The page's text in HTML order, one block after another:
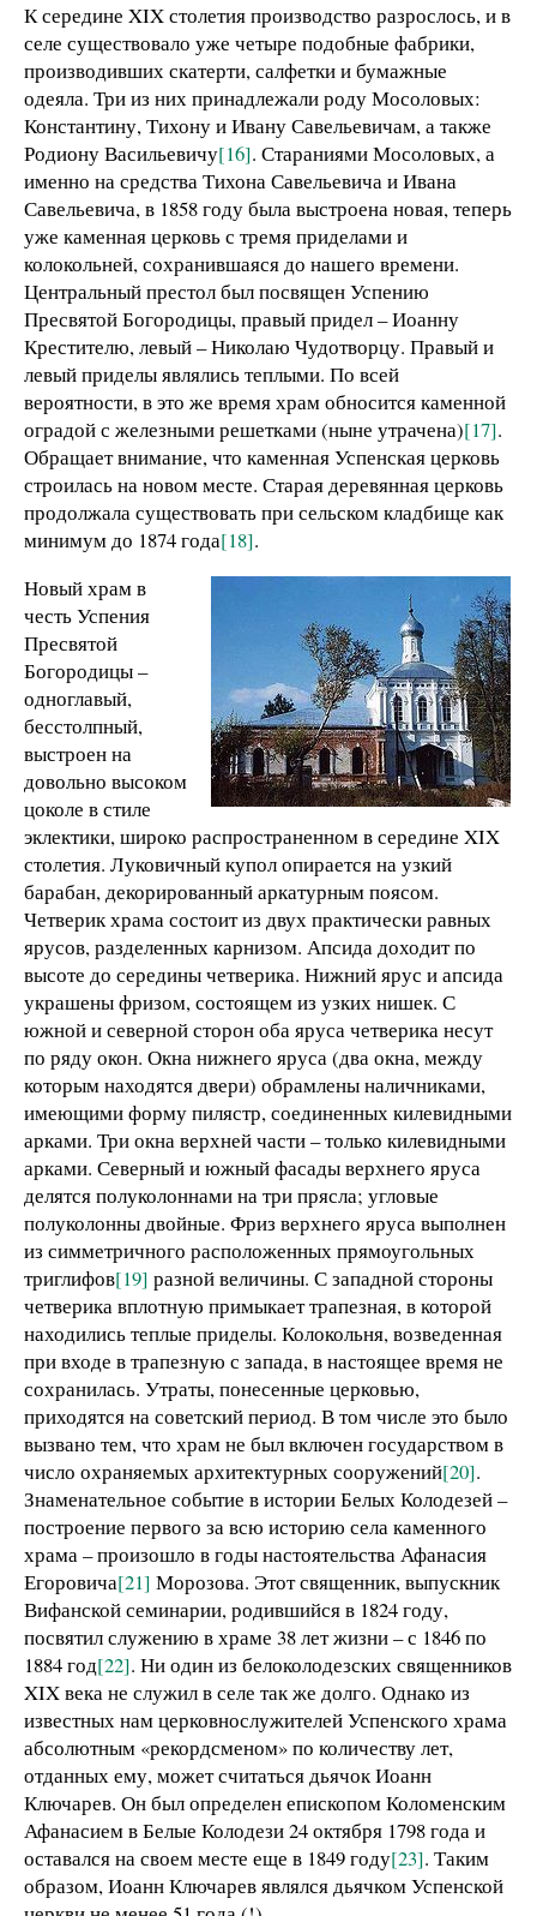
К середине XIX столетия производство разрослось, и в
селе существовало уже четыре подобные фабрики,
производивших скатерти, салфетки и бумажные
одеяла. Три из них принадлежали роду Мосоловых:
Константину, Тихону и Ивану Савельевичам, а также
Родиону Васильевичу[16]. Стараниями Мосоловых, а
именно на средства Тихона Савельевича и Ивана
Савельевича, в 1858 году была выстроена новая, теперь
уже каменная церковь с тремя приделами и
колокольней, сохранившаяся до нашего времени.
Центральный престол был посвящен Успению
Пресвятой Богородицы, правый придел – Иоанну
Крестителю, левый – Николаю Чудотворцу. Правый и
левый приделы являлись теплыми. По всей
вероятности, в это же время храм обносится каменной
оградой с железными решетками (ныне утрачена)[17].
Обращает внимание, что каменная Успенская церковь
строилась на новом месте. Старая деревянная церковь
продолжала существовать при сельском кладбище как
минимум до 1874 года[18].
Новый храм в
честь Успения
Пресвятой
Богородицы –
одноглавый,
бесстолпный,
выстроен на
довольно высоком
цоколе в стиле
эклектики, широко распространенном в середине XIX
столетия. Луковичный купол опирается на узкий
барабан, декорированный аркатурным поясом.
Четверик храма состоит из двух практически равных
ярусов, разделенных карнизом. Апсида доходит по
высоте до середины четверика. Нижний ярус и апсида
украшены фризом, состоящем из узких нишек. С
южной и северной сторон оба яруса четверика несут
по ряду окон. Окна нижнего яруса (два окна, между
которым находятся двери) обрамлены наличниками,
имеющими форму пилястр, соединенных килевидными
арками. Три окна верхней части – только килевидными
арками. Северный и южный фасады верхнего яруса
делятся полуколоннами на три прясла; угловые
полуколонны двойные. Фриз верхнего яруса выполнен
из симметричного расположенных прямоугольных
триглифов[19] разной величины. С западной стороны
четверика вплотную примыкает трапезная, в которой
находились теплые приделы. Колокольня, возведенная
при входе в трапезную с запада, в настоящее время не
сохранилась. Утраты, понесенные церковью,
приходятся на советский период. В том числе это было
вызвано тем, что храм не был включен государством в
число охраняемых архитектурных сооружений[20].
Знаменательное событие в истории Белых Колодезей –
построение первого за всю историю села каменного
храма – произошло в годы настоятельства Афанасия
Егоровича[21] Морозова. Этот священник, выпускник
Вифанской семинарии, родившийся в 1824 году,
посвятил служению в храме 38 лет жизни – с 1846 по
1884 год[22]. Ни один из белоколодезских священников
XIX века не служил в селе так же долго. Однако из
известных нам церковнослужителей Успенского храма
абсолютным «рекордсменом» по количеству лет,
отданных ему, может считаться дьячок Иоанн
Ключарев. Он был определен епископом Коломенским
Афанасием в Белые Колодези 24 октября 1798 года и
оставался на своем месте еще в 1849 году[23]. Таким
образом, Иоанн Ключарев являлся дьячком Успенской